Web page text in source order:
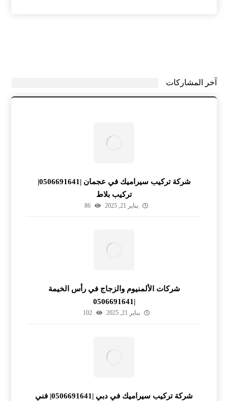
آخر المشاركات
شركة تركيب سيراميك في عجمان |0506691641|
تركيب بلاط
يناير 21, 2025 86
شركات الألمنيوم والزجاج في رأس الخيمة
|0506691641
يناير 21, 2025 102
شركة تركيب سيراميك في دبي |0506691641| فني